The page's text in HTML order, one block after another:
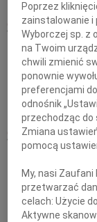
PIOTR
Z wielkim smutkiem
Płockiego Dyrektora
Miasta Sopotu
osoba głęboko
PIOTR
Odszedł ceniony
Msza święta
godzinie 11:00 w
Poprzez
zainstalowanie i
Wyborczej sp. z
na Twoim
chwili zmienić
ponownie
preferencjami
odnośnik
przechodząc do
Zmiana
pomocą
My, nasi
przetwarzać
celach:Użycie
Aktywne